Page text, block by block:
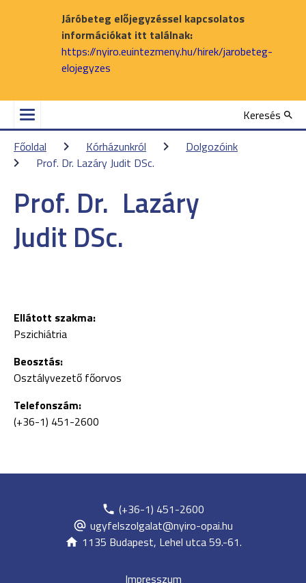
Járóbeteg előjegyzéssel kapcsolatos
információkat itt találnak:
https://nyiro.euintezmeny.hu/hirek/jarobeteg-
elojegyzes
Keresés
Főoldal
Kórházunkról
Dolgozóink
Prof. Dr. Lazáry Judit DSc.
Prof. Dr. Lazáry
Judit DSc.
Ellátott szakma:
Pszichiátria
Beosztás:
Osztályvezető főorvos
Telefonszám:
(+36-1) 451-2600
(+36-1) 451-2600
ugyfelszolgalat@nyiro-opai.hu
1135 Budapest, Lehel utca 59.-61.
Impresszum